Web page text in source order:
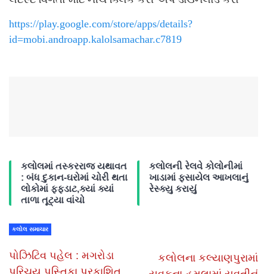
https://play.google.com/store/apps/details?
id=mobi.androapp.kalolsamachar.c7819
કલોલમાં તસ્કરરાજ યથાવત
: બંધ દુકાન-ઘરોમાં ચોરી થતા
લોકોમાં ફફડાટ,ક્યાં ક્યાં
તાળા તૂટ્યા વાંચો
કલોલની રેલવે કોલોનીમાં
ખાડામાં ફસાયેલ આખલાનું
રેસ્ક્યુ કરાયું
કલોલ સમાચાર
પોઝિટિવ પહેલ : મગરોડા
પરિચય પુસ્તિકા પ્રકાશિત
કલોલના કલ્યાણપુરામાં